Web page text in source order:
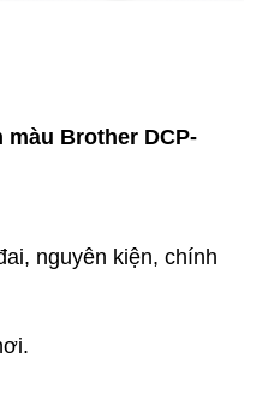
Brother DCP-
nguyên kiện, chính